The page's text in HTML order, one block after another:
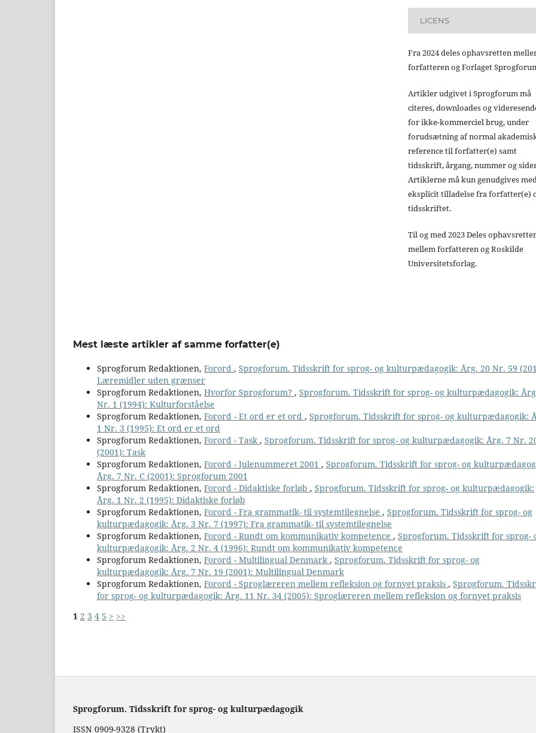
LICENS
Fra 2024 deles ophavsretten
forfatteren og Forlaget
Artikler udgivet i Sprogforum må
citeres, downloades og
for ikke-kommerciel brug, under
forudsætning af normal
reference til forfatter(e) samt
tidsskrift, årgang, nummer og
Artiklerne må kun genudgives
eksplicit tilladelse fra forfatter(e)
tidsskriftet.
Til og med 2023 Deles
mellem forfatteren og Roskilde
Universitetsforlag.
Mest læste artikler af samme forfatter(e)
Sprogforum Redaktionen, Forord , Sprogforum. Tidsskrift for sprog- og kulturpædagogik: Årg. 20 Nr. 59
Læremidler uden grænser
Sprogforum Redaktionen, Hvorfor Sprogforum? , Sprogforum. Tidsskrift for sprog- og kulturpædagogik:
Nr. 1 (1994): Kulturforståelse
Sprogforum Redaktionen, Forord - Et ord er et ord , Sprogforum. Tidsskrift for sprog- og kulturpædagogik:
1 Nr. 3 (1995): Et ord er et ord
Sprogforum Redaktionen, Forord - Task , Sprogforum. Tidsskrift for sprog- og kulturpædagogik: Årg. 7 Nr.
(2001): Task
Sprogforum Redaktionen, Forord - Julenummeret 2001 , Sprogforum. Tidsskrift for sprog- og
Årg. 7 Nr. C (2001): Sprogforum 2001
Sprogforum Redaktionen, Forord - Didaktiske forløb , Sprogforum. Tidsskrift for sprog- og kulturpædagogik:
Årg. 1 Nr. 2 (1995): Didaktiske forløb
Sprogforum Redaktionen, Forord - Fra grammatik- til systemtilegnelse , Sprogforum. Tidsskrift for sprog- og
kulturpædagogik: Årg. 3 Nr. 7 (1997): Fra grammatik- til systemtilegnelse
Sprogforum Redaktionen, Forord - Rundt om kommunikativ kompetence , Sprogforum. Tidsskrift for sprog-
kulturpædagogik: Årg. 2 Nr. 4 (1996): Rundt om kommunikativ kompetence
Sprogforum Redaktionen, Forord - Multilingual Denmark , Sprogforum. Tidsskrift for sprog- og
kulturpædagogik: Årg. 7 Nr. 19 (2001): Multilingual Denmark
Sprogforum Redaktionen, Forord - Sproglæreren mellem refleksion og fornyet praksis , Sprogforum.
for sprog- og kulturpædagogik: Årg. 11 Nr. 34 (2005): Sproglæreren mellem refleksion og fornyet praksis
1 2 3 4 5 > >>
Sprogforum. Tidsskrift for sprog- og kulturpædagogik
ISSN 0909-9328 (Trykt)